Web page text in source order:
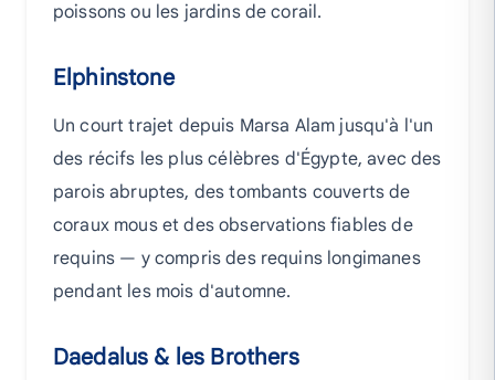
poissons ou les jardins de corail.
Elphinstone
Un court trajet depuis Marsa Alam jusqu'à l'un
des récifs les plus célèbres d'Égypte, avec des
parois abruptes, des tombants couverts de
coraux mous et des observations fiables de
requins — y compris des requins longimanes
pendant les mois d'automne.
Daedalus & les Brothers